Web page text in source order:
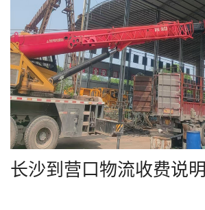
长沙到营口物流收费说明